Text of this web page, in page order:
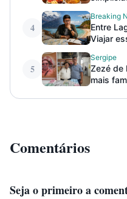
4
Breaking
Entre
Viajar
5
Sergipe
Zezé de
mais
Comentários
Seja o primeiro a